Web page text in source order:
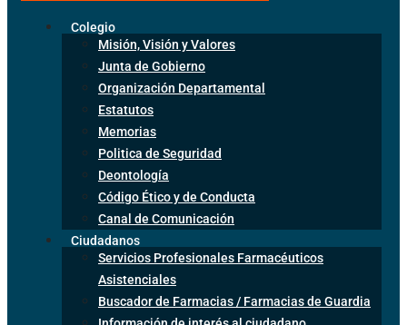
Colegio
Misión, Visión y Valores
Junta de Gobierno
Organización Departamental
Estatutos
Memorias
Politica de Seguridad
Deontología
Código Ético y de Conducta
Canal de Comunicación
Ciudadanos
Servicios Profesionales Farmacéuticos
Asistenciales
Buscador de Farmacias / Farmacias de Guardia